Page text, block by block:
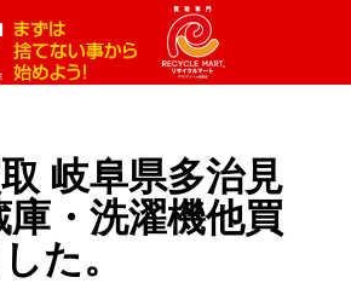
岐阜県多治見
庫・洗濯機他買
た。